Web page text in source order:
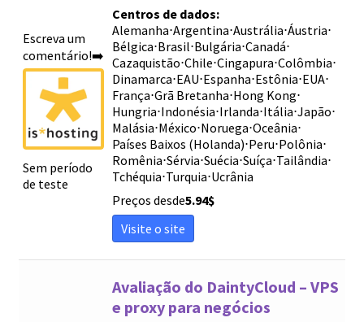
Ordenar por
Novas
Ordenar por
Ordenar por
Sort by
Escreva um
comentário!➡️
Sem período
de teste
Centros de dados:
Alemanha⋅Argentina⋅Austrália⋅Áustria⋅
Bélgica⋅Brasil⋅Bulgária⋅Canadá⋅
Cazaquistão⋅Chile⋅Cingapura⋅Colômbia⋅
Dinamarca⋅EAU⋅Espanha⋅Estônia⋅EUA⋅
França⋅Grã Bretanha⋅Hong Kong⋅
Hungria⋅Indonésia⋅Irlanda⋅Itália⋅Japão⋅
Malásia⋅México⋅Noruega⋅Oceânia⋅
Países Baixos (Holanda)⋅Peru⋅Polônia⋅
Romênia⋅Sérvia⋅Suécia⋅Suíça⋅Tailândia⋅
Tchéquia⋅Turquia⋅Ucrânia
Preços desde5.94$
Visite o site
Avaliação do DaintyCloud – VPS
e proxy para negócios